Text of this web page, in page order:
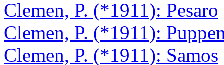
Clemen, P. (*1911): Pesaro
Clemen, P. (*1911):
Clemen, P. (*1911): Samos